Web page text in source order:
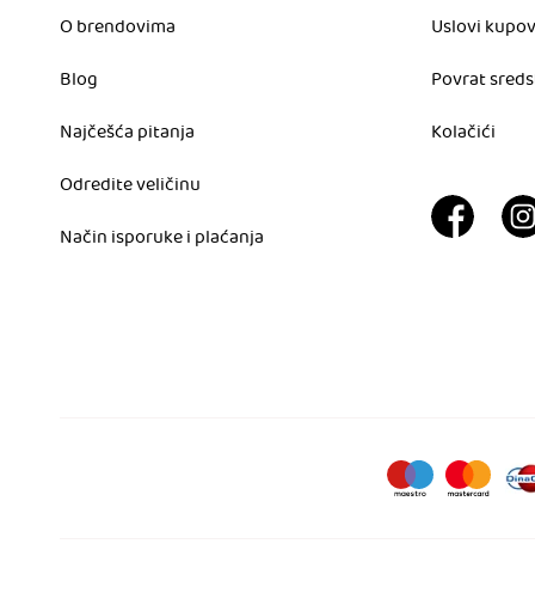
O brendovima
Blog
Najčešća pitanja
Odredite veličinu
Način isporuke i plaćanja
Uslovi
Povrat
Kolačići